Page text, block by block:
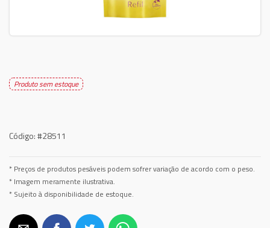
Produto sem estoque
Código:#28511
* Preços de produtos pesáveis podem sofrer variação de acordo com o peso.
* Imagem meramente ilustrativa.
* Sujeito à disponibilidade de estoque.